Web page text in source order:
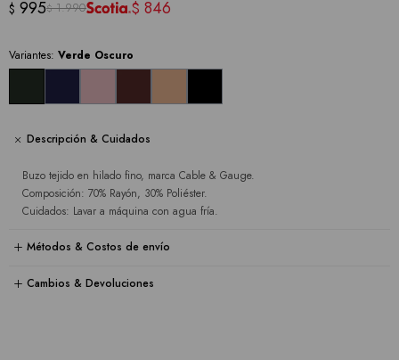
$ 995$ 1.990 $ 846
Variantes: Verde Oscuro
Descripción & Cuidados
Buzo tejido en hilado fino, marca Cable & Gauge.
Composición: 70% Rayón, 30% Poliéster.
Cuidados: Lavar a máquina con agua fría.
Métodos & Costos de envío
Cambios & Devoluciones